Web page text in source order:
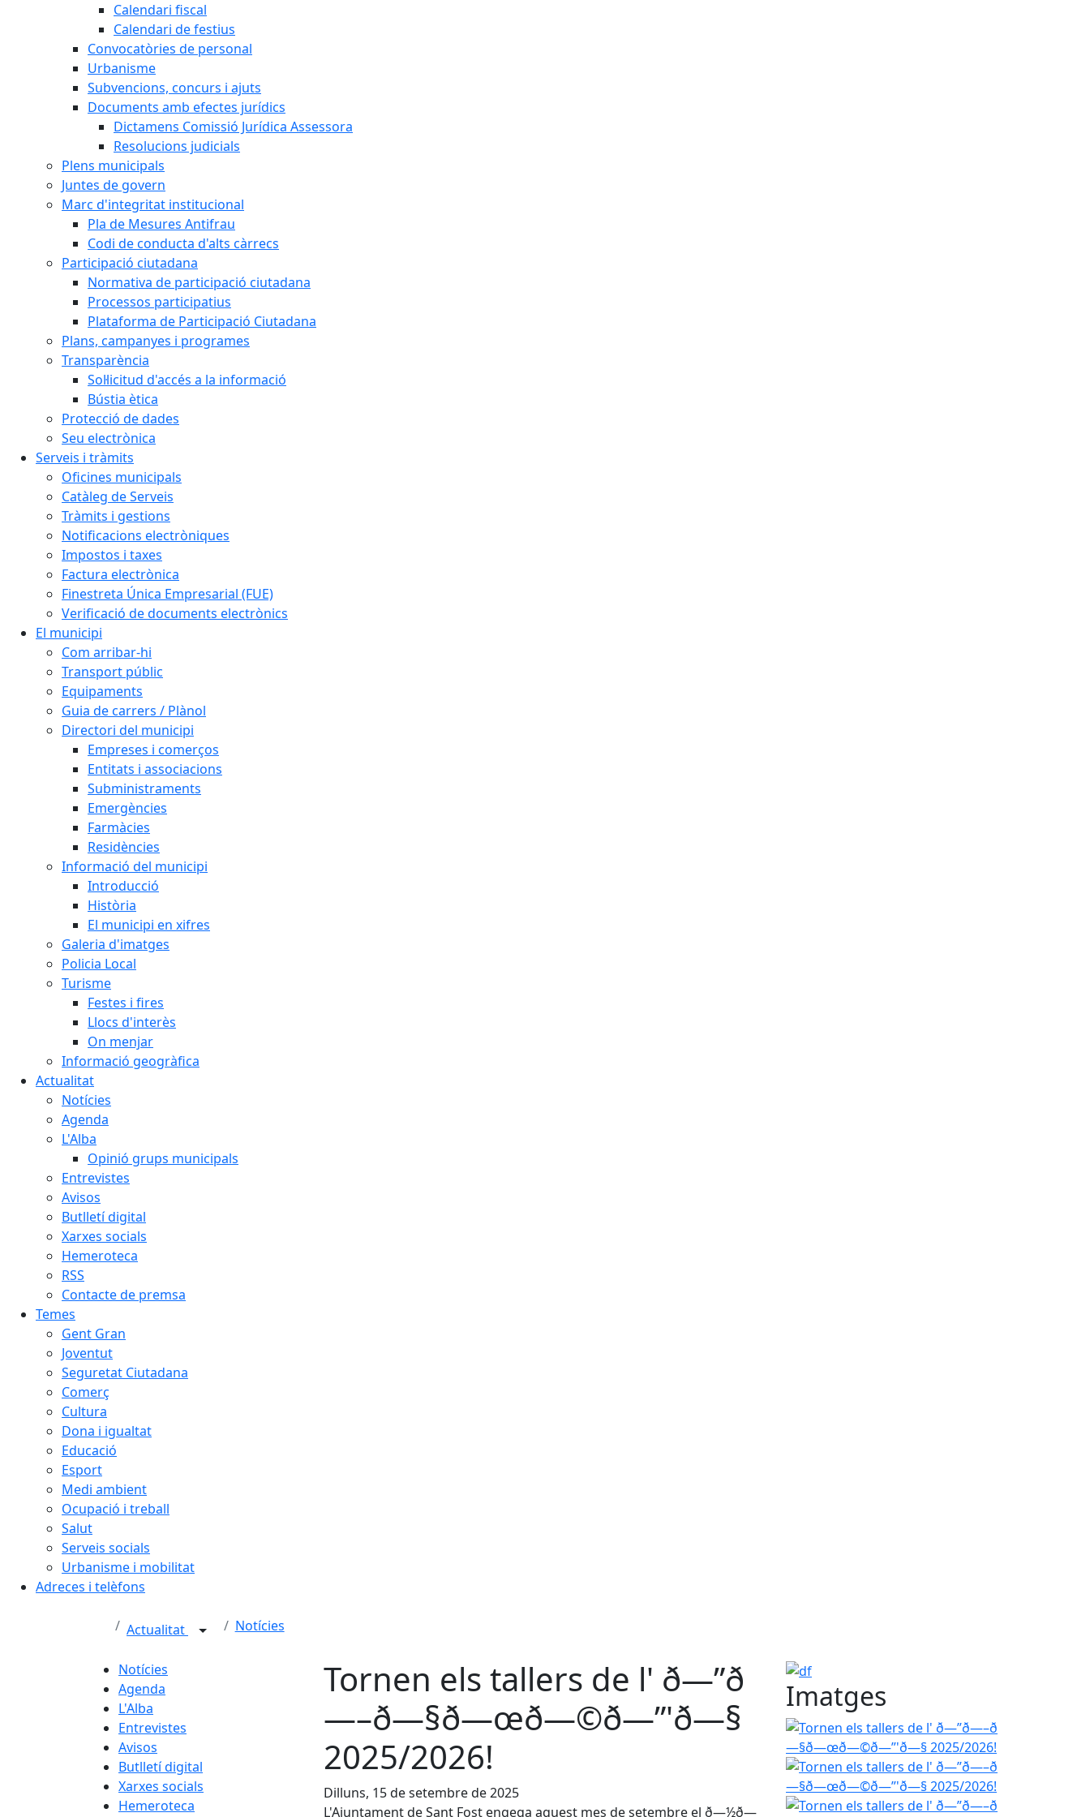
Calendari fiscal
Calendari de festius
Convocatòries de personal
Urbanisme
Subvencions, concurs i ajuts
Documents amb efectes jurídics
Dictamens Comissió Jurídica Assessora
Resolucions judicials
Plens municipals
Juntes de govern
Marc d'integritat institucional
Pla de Mesures Antifrau
Codi de conducta d'alts càrrecs
Participació ciutadana
Normativa de participació ciutadana
Processos participatius
Plataforma de Participació Ciutadana
Plans, campanyes i programes
Transparència
Sol·licitud d'accés a la informació
Bústia ètica
Protecció de dades
Seu electrònica
Serveis i tràmits
Oficines municipals
Catàleg de Serveis
Tràmits i gestions
Notificacions electròniques
Impostos i taxes
Factura electrònica
Finestreta Única Empresarial (FUE)
Verificació de documents electrònics
El municipi
Com arribar-hi
Transport públic
Equipaments
Guia de carrers / Plànol
Directori del municipi
Empreses i comerços
Entitats i associacions
Subministraments
Emergències
Farmàcies
Residències
Informació del municipi
Introducció
Història
El municipi en xifres
Galeria d'imatges
Policia Local
Turisme
Festes i fires
Llocs d'interès
On menjar
Informació geogràfica
Actualitat
Notícies
Agenda
L'Alba
Opinió grups municipals
Entrevistes
Avisos
Butlletí digital
Xarxes socials
Hemeroteca
RSS
Contacte de premsa
Temes
Gent Gran
Joventut
Seguretat Ciutadana
Comerç
Cultura
Dona i igualtat
Educació
Esport
Medi ambient
Ocupació i treball
Salut
Serveis socials
Urbanisme i mobilitat
Adreces i telèfons
Actualitat Notícies
Notícies
Agenda
L'Alba
Entrevistes
Avisos
Butlletí digital
Xarxes socials
Hemeroteca
Tornen els tallers de l' ð—”ð
—–ð—§ð—œð—©ð—”'ð—§
2025/2026!
Dilluns, 15 de setembre de 2025
L'Ajuntament de Sant Fost engega aquest mes de setembre el ð—½ð—
df
Imatges
Tornen els tallers de l'
Tornen els tallers de l'
Tornen els tallers de l'